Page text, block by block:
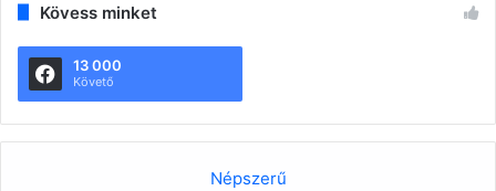
Kövess minket
13 000
Követő
Népszerű